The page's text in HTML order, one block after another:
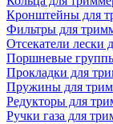
Кронштейны для
Фильтры для
Отсекатели лески
Поршневые
Прокладки для
Пружины для
Редукторы для
Ручки газа для